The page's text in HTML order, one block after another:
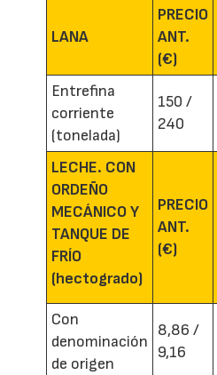
LANA
PRECIO
ANT.
(€)
Entrefina
corriente
(tonelada)
150 /
240
LECHE. CON
ORDEÑO
MECÁNICO Y
TANQUE DE
FRÍO
(hectogrado)
PRECIO
ANT.
(€)
Con
denominación
de origen
8,86 /
9,16